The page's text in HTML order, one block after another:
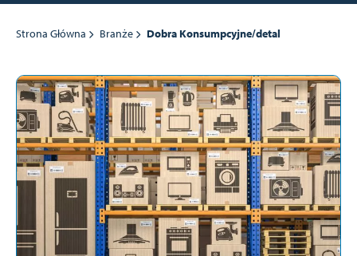
Strona Główna Branże Dobra Konsumpcyjne/detal